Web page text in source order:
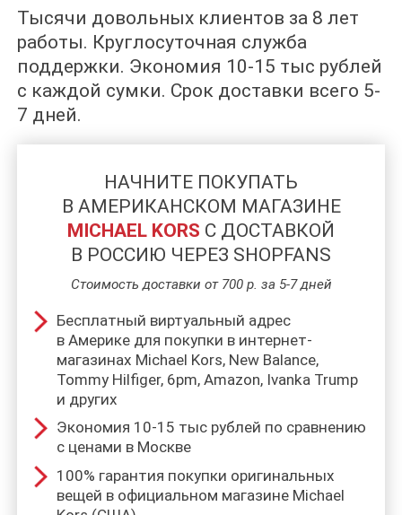
Тысячи довольных клиентов за 8 лет
работы. Круглосуточная служба
поддержки. Экономия 10-15 тыс рублей
с каждой сумки. Срок доставки всего 5-
7 дней.
НАЧНИТЕ ПОКУПАТЬ
В АМЕРИКАНСКОМ МАГАЗИНЕ
MICHAEL KORS C ДОСТАВКОЙ
В РОССИЮ ЧЕРЕЗ SHOPFANS
Стоимость доставки от 700 р. за 5-7 дней
Бесплатный виртуальный адрес
в Америке для покупки в интернет-
магазинах Michael Kors, New Balance,
Tommy Hilfiger, 6pm, Amazon, Ivanka Trump
и других
Экономия 10-15 тыс рублей по сравнению
с ценами в Москве
100% гарантия покупки оригинальных
вещей в официальном магазине Michael